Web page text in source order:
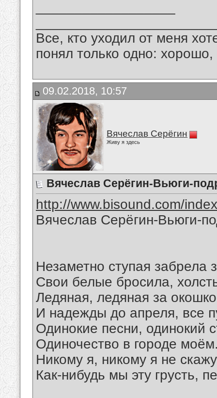
Все, кто уходил от меня
понял только одно:
09.02.2018, 10:57
Вячеслав Серёгин
Живу я здесь
Вячеслав Серёгин-Вьюги-
http://www.bisound.com/
Вячеслав Серёгин-Вьюги-
Незаметно ступая забрела
Свои белые бросила,
Ледяная, ледяная за
И надежды до апреля, все
Одинокие песни, одинокий
Одиночество в городе
Никому я, никому я не
Как-нибудь мы эту грусть,